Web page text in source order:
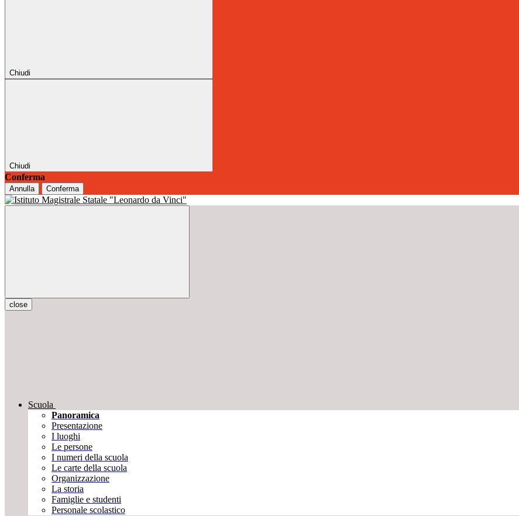
Chiudi
Chiudi
Conferma
Annulla Conferma
close
Scuola
Panoramica
Presentazione
I luoghi
Le persone
I numeri della scuola
Le carte della scuola
Organizzazione
La storia
Famiglie e studenti
Personale scolastico